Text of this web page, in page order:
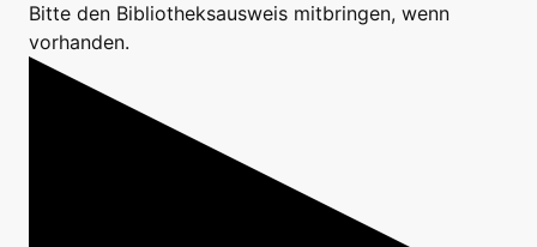
Bitte den Bibliotheksausweis mitbringen, wenn
vorhanden.